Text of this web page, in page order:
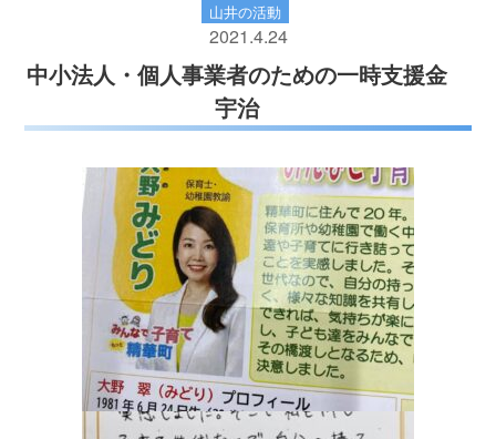
山井の活動
2021.4.24
中小法人・個人事業者のための一時支援金
宇治